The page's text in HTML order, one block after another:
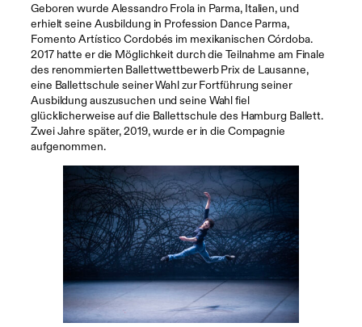
Geboren wurde Alessandro Frola in Parma, Italien, und
erhielt seine Ausbildung in Profession Dance Parma,
Fomento Artístico Cordobés im mexikanischen Córdoba.
2017 hatte er die Möglichkeit durch die Teilnahme am Finale
des renommierten Ballettwettbewerb Prix de Lausanne,
eine Ballettschule seiner Wahl zur Fortführung seiner
Ausbildung auszusuchen und seine Wahl fiel
glücklicherweise auf die Ballettschule des Hamburg Ballett.
Zwei Jahre später, 2019, wurde er in die Compagnie
aufgenommen.